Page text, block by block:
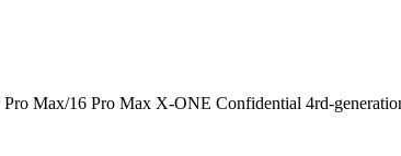
Max/16 Pro Max X-ONE Confidential 4rd-